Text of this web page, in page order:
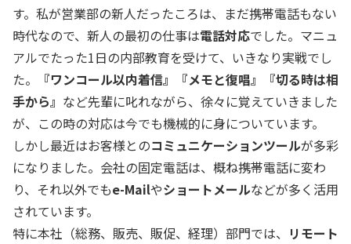
す。私が営業部の新人だったころは、まだ携帯電話もない
時代なので、新人の最初の仕事は電話対応でした。マニュ
アルでたった1日の内部教育を受けて、いきなり実戦でし
た。
『ワンコール以内着信』『メモと復唱』『切る時は相
手から』 など先輩に叱れながら、徐々に覚えていきました
が、この時の対応は今でも機械的に身についています。
しかし最近はお客様とのコミュニケーションツールが多彩
になりました。会社の固定電話は、概ね携帯電話に変わ
り、それ以外でもe-Mailやショートメールなどが多く活用
されています。
特に本社（総務、販売、販促、経理）部門では、 リモート